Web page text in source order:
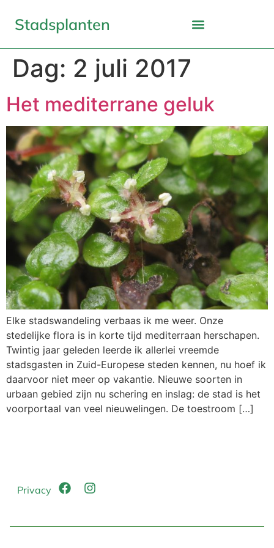
Stadsplanten
Dag: 2 juli 2017
Het mediterrane geluk
Elke stadswandeling verbaas ik me weer. Onze
stedelijke flora is in korte tijd mediterraan herschapen.
Twintig jaar geleden leerde ik allerlei vreemde
stadsgasten in Zuid-Europese steden kennen, nu hoef ik
daarvoor niet meer op vakantie. Nieuwe soorten in
urbaan gebied zijn nu schering en inslag: de stad is het
voorportaal van veel nieuwelingen. De toestroom […]
Privacy